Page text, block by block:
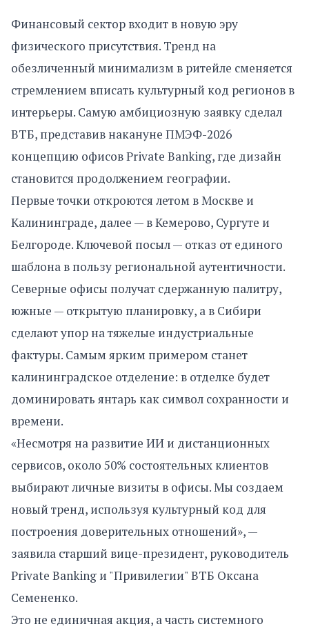
Финансовый сектор входит в новую эру
физического присутствия. Тренд на
обезличенный минимализм в ритейле сменяется
стремлением вписать культурный код регионов в
интерьеры. Самую амбициозную заявку сделал
ВТБ, представив накануне ПМЭФ-2026
концепцию офисов Private Banking, где дизайн
становится продолжением географии.
Первые точки откроются летом в Москве и
Калининграде, далее — в Кемерово, Сургуте и
Белгороде. Ключевой посыл — отказ от единого
шаблона в пользу региональной аутентичности.
Северные офисы получат сдержанную палитру,
южные — открытую планировку, а в Сибири
сделают упор на тяжелые индустриальные
фактуры. Самым ярким примером станет
калининградское отделение: в отделке будет
доминировать янтарь как символ сохранности и
времени.
«Несмотря на развитие ИИ и дистанционных
сервисов, около 50% состоятельных клиентов
выбирают личные визиты в офисы. Мы создаем
новый тренд, используя культурный код для
построения доверительных отношений», —
заявила старший вице-президент, руководитель
Private Banking и "Привилегии" ВТБ Оксана
Семененко.
Это не единичная акция, а часть системного